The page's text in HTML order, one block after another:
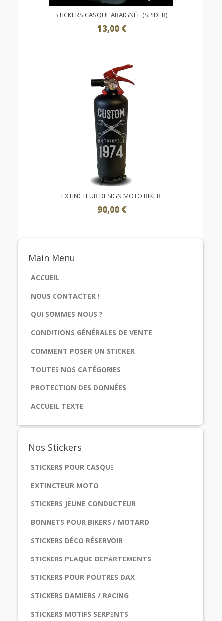
STICKERS CASQUE ARAIGNÉE (SPIDER)
13,00 €
EXTINCTEUR DESIGN MOTO BIKER
90,00 €
Main Menu
ACCUEIL
NOUS CONTACTER !
QUI SOMMES NOUS ?
CONDITIONS GÉNÉRALES DE VENTE
COMMENT POSER UN STICKER
TOUTES NOS CATÉGORIES
PROTECTION DES DONNÉES
ACCUEIL TEXTE
Nos Stickers
STICKERS POUR CASQUE
EXTINCTEUR MOTO
STICKERS JEUNE CONDUCTEUR
BONNETS POUR BIKERS / MOTARD
STICKERS DÉCO RÉSERVOIR
STICKERS PLAQUE DEPARTEMENTS
STICKERS POUR POUTRES DAX
STICKERS DAMIERS / RACING
STICKERS MOTIFS SERPENTS